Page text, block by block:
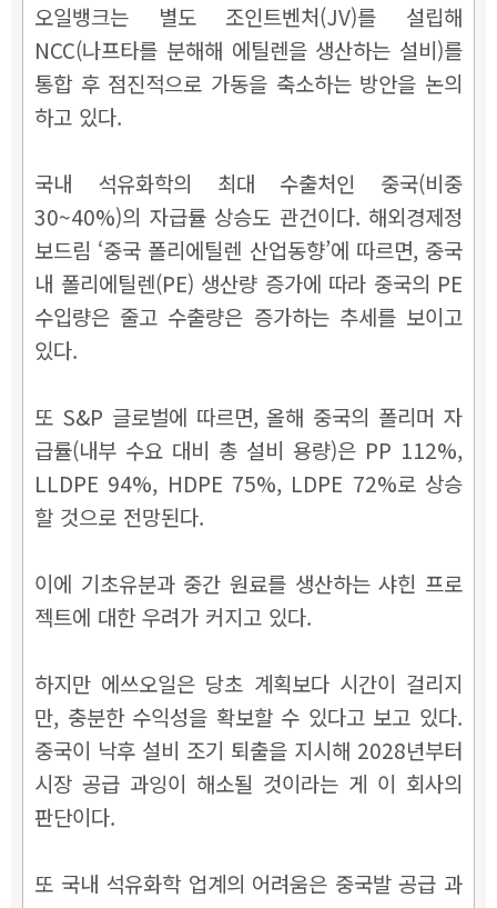
오일뱅크는 별도 조인트벤처(JV)를 설립해
NCC(나프타를 분해해 에틸렌을 생산하는 설비)를
통합 후 점진적으로 가동을 축소하는 방안을 논의
하고 있다.
국내 석유화학의 최대 수출처인 중국(비중
30~40%)의 자급률 상승도 관건이다. 해외경제정
보드림 ‘중국 폴리에틸렌 산업동향’에 따르면, 중국
내 폴리에틸렌(PE) 생산량 증가에 따라 중국의 PE
수입량은 줄고 수출량은 증가하는 추세를 보이고
있다.
또 S&P 글로벌에 따르면, 올해 중국의 폴리머 자
급률(내부 수요 대비 총 설비 용량)은 PP 112%,
LLDPE 94%, HDPE 75%, LDPE 72%로 상승
할 것으로 전망된다.
이에 기초유분과 중간 원료를 생산하는 샤힌 프로
젝트에 대한 우려가 커지고 있다.
하지만 에쓰오일은 당초 계획보다 시간이 걸리지
만, 충분한 수익성을 확보할 수 있다고 보고 있다.
중국이 낙후 설비 조기 퇴출을 지시해 2028년부터
시장 공급 과잉이 해소될 것이라는 게 이 회사의
판단이다.
또 국내 석유화학 업계의 어려움은 중국발 공급 과